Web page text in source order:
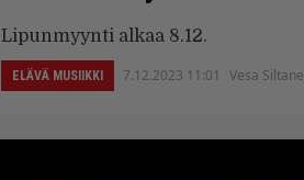
Lipunmyynti alkaa 8.12.
ELÄVÄ MUSIIKKI 7.12.2023 11:01 Vesa